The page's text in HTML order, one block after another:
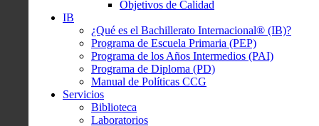
Objetivos de Calidad
IB
¿Qué es el Bachillerato Internacional® (IB)?
Programa de Escuela Primaria (PEP)
Programa de los Años Intermedios (PAI)
Programa de Diploma (PD)
Manual de Políticas CCG
Servicios
Biblioteca
Laboratorios